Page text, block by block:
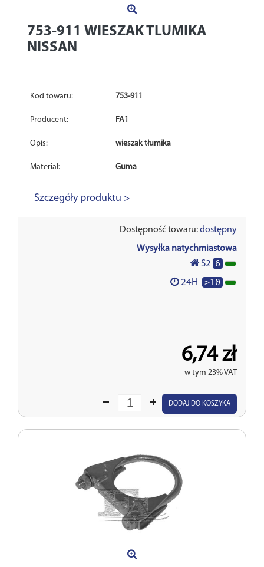
753-911 WIESZAK TLUMIKA
NISSAN
Kod towaru: 753-911
Producent: FA1
Opis: wieszak tłumika
Materiał: Guma
Szczegóły produktu >
Dostępność towaru:dostępny
Wysyłka natychmiastowa
S2 6
24H >10
6,74 zł
w tym 23% VAT
Wprowadź
DODAJ DO KOSZYKA